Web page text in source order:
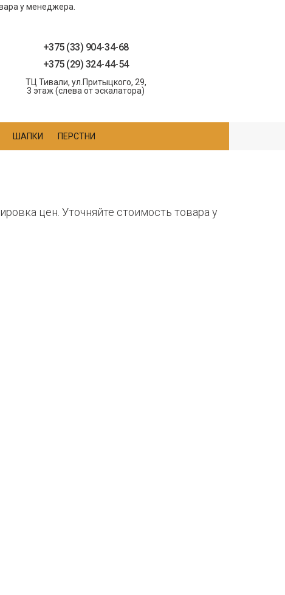
у менеджера.
+375 (33) 904-34-68
+375 (29) 324-44-54
ТЦ Тивали, ул.Притыцкого, 29,
3 этаж (слева от эскалатора)
ШАПКИ ПЕРСТНИ
цен. Уточняйте стоимость товара у